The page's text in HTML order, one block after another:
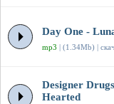
Day One -
mp3 | (1.34Mb) |
Designer
Hearted